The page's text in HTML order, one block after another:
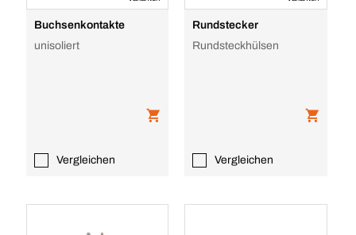
Buchsenkontakte
unisoliert
Vergleichen
Rundstecker
Rundsteckhülsen
Vergleichen